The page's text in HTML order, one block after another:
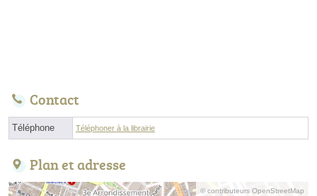
Contact
Téléphone Téléphoner à la librairie
Plan et adresse
© contributeurs OpenStreetMap